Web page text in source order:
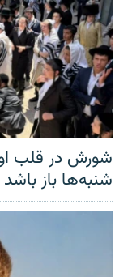
شورش در قلب
شنبه‌ها باز باشد